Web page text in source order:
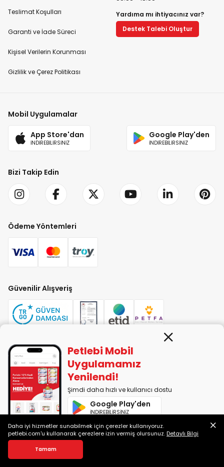
Teslimat Koşulları
Garanti ve İade Süreci
Kişisel Verilerin Korunması
Gizlilik ve Çerez Politikası
Yardıma mı ihtiyacınız var?
Destek Talebi Oluştur
Mobil Uygulamalar
App Store'dan
İNDİREBİLİRSİNİZ
Google Play'den
İNDİREBİLİRSİNİZ
Bizi Takip Edin
Ödeme Yöntemleri
Güvenilir Alışveriş
PETLEBİ EVCİL HAYVAN ÜRÜNLERİ PAZ. SAN. TİC. LTD. ŞTİ. Alaşarköy Mah.
1. Alaşar Cad. No: 9 Osmangazi/Bursa
7290599225 vergi numarasıyla Uludağ Vergi Dairesi'ne bağlıdır.
2014-2026 © petlebi.com v11.89.0
Bursa'da sevgiyle yapıldı.
Petlebi Mobil
Uygulamamız
Yenilendi!
Şimdi daha hızlı ve kullanıcı dostu
Google Play'den
İNDİREBİLİRSİNİZ
App Store'dan
Daha iyi hizmetler sunabilmek için çerezler kullanıyoruz.
petlebi.com'u kullanarak çerezlere izin vermiş olursunuz.Detaylı Bilgi
Tamam